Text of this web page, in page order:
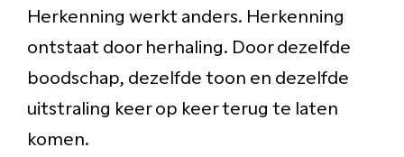
Herkenning werkt anders. Herkenning
ontstaat door herhaling. Door dezelfde
boodschap, dezelfde toon en dezelfde
uitstraling keer op keer terug te laten
komen.